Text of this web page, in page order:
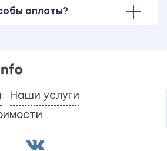
оплаты?
Наши услуги